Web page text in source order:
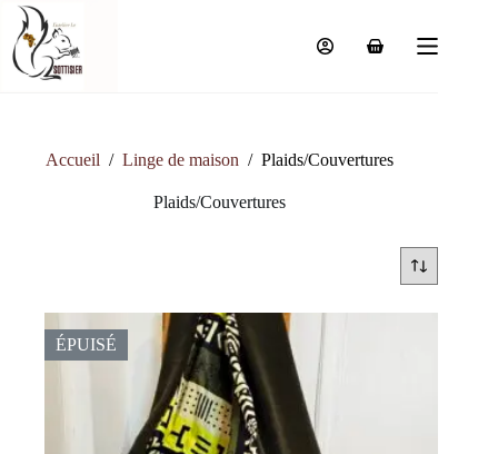
Passer
contenu
Panier
Accueil / Linge de maison / Plaids/Couvertures
Plaids/Couvertures
ÉPUISÉ